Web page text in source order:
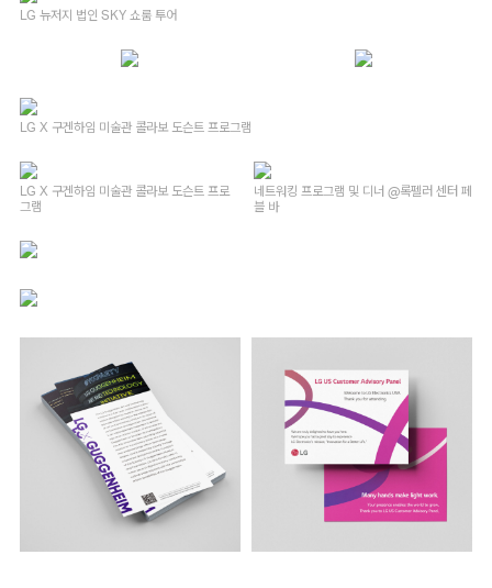
LG 뉴저지 법인 SKY 쇼룸 투어
LG X 구겐하임 미술관 콜라보 도슨트 프로그램
LG X 구겐하임 미술관 콜라보 도슨트 프로
그램
네트워킹 프로그램 및 디너 @록펠러 센터 페
블 바